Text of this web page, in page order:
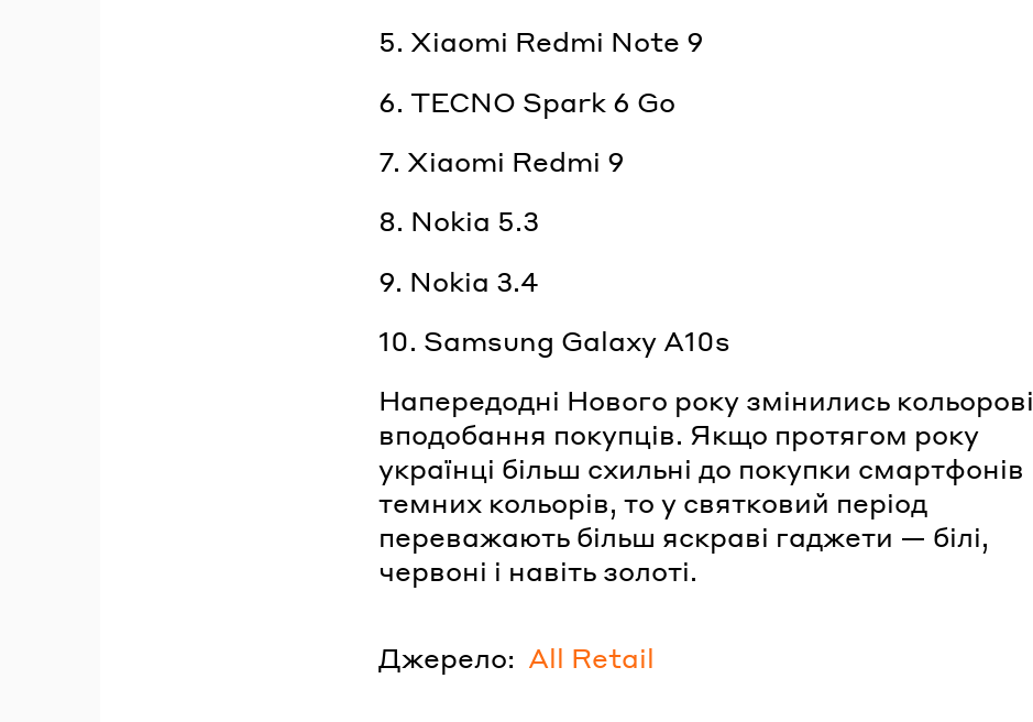
5. Xiaomi Redmi Note 9
6. TECNO Spark 6 Go
7. Xiaomi Redmi 9
8. Nokia 5.3
9. Nokia 3.4
10. Samsung Galaxy A10s
Напередодні Нового року змінились кольорові
вподобання покупців. Якщо протягом року
українці більш схильні до покупки смартфонів
темних кольорів, то у святковий період
переважають більш яскраві гаджети — білі,
червоні і навіть золоті.
Джерело: All Retail